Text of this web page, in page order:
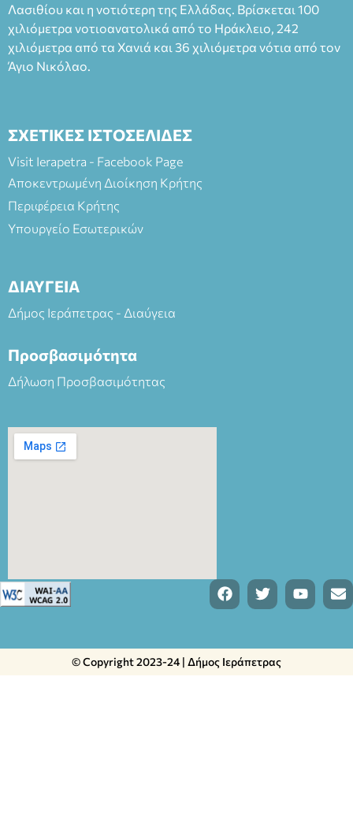
Λασιθίου και η νοτιότερη της Ελλάδας. Βρίσκεται 100
χιλιόμετρα νοτιοανατολικά από το Ηράκλειο, 242
χιλιόμετρα από τα Χανιά και 36 χιλιόμετρα νότια από τον
Άγιο Νικόλαο.
ΣΧΕΤΙΚΕΣ ΙΣΤΟΣΕΛΙΔΕΣ
Visit Ierapetra - Facebook Page
Αποκεντρωμένη Διοίκηση Κρήτης
Περιφέρεια Κρήτης
Υπουργείο Εσωτερικών
ΔΙΑΥΓΕΙΑ
Δήμος Ιεράπετρας - Διαύγεια
Προσβασιμότητα
Δήλωση Προσβασιμότητας
© Copyright 2023-24 | Δήμος Ιεράπετρας